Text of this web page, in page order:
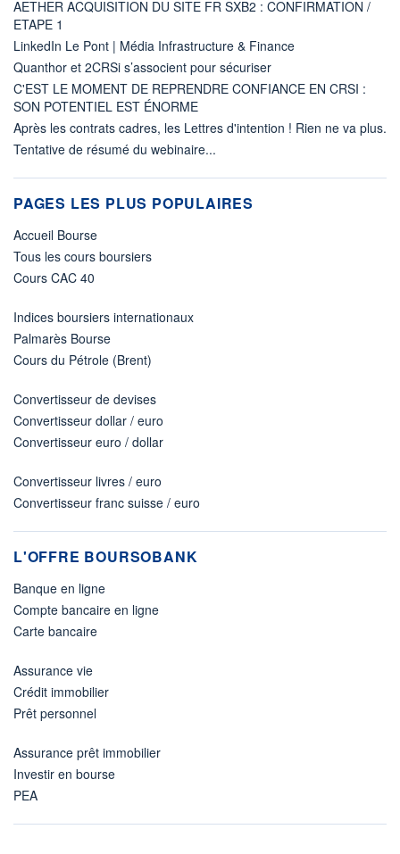
AETHER ACQUISITION DU SITE FR SXB2 : CONFIRMATION /
ETAPE 1
LinkedIn Le Pont | Média Infrastructure & Finance
Quanthor et 2CRSi s’associent pour sécuriser
C'EST LE MOMENT DE REPRENDRE CONFIANCE EN CRSI :
SON POTENTIEL EST ÉNORME
Après les contrats cadres, les Lettres d'intention ! Rien ne va plus.
Tentative de résumé du webinaire...
PAGES LES PLUS POPULAIRES
Accueil Bourse
Tous les cours boursiers
Cours CAC 40
Indices boursiers internationaux
Palmarès Bourse
Cours du Pétrole (Brent)
Convertisseur de devises
Convertisseur dollar / euro
Convertisseur euro / dollar
Convertisseur livres / euro
Convertisseur franc suisse / euro
L'OFFRE BOURSOBANK
Banque en ligne
Compte bancaire en ligne
Carte bancaire
Assurance vie
Crédit immobilier
Prêt personnel
Assurance prêt immobilier
Investir en bourse
PEA